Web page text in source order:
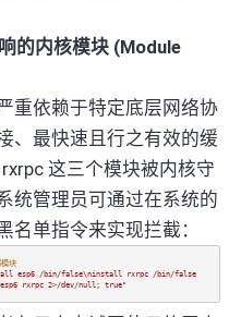
的内核模块 (Module
重依赖于特定底层网络协
、最快速且行之有效的缓
这三个模块被内核守
统管理员可通过在系统的
名单指令来实现拦截：
模块
esp6 /bin/false\ninstall rxrpc /bin/false
rxrpc 2>/dev/null; true"